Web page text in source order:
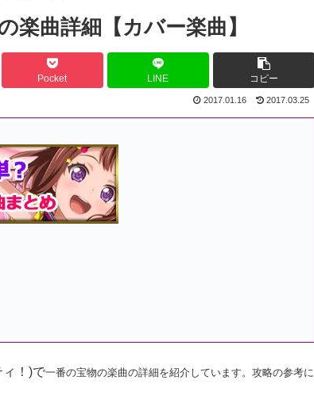
楽曲詳細【カバー楽曲】
Pocket LINE コピー
2017.01.16 2017.03.25
ィ！)で一番の宝物の楽曲の詳細を紹介しています。攻略の参考に